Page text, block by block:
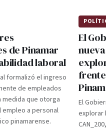
de Pinamar
laboral
formalizó el ingreso
de empleados
medida que otorga
empleo a personal
pinamarense.
El
El
explorar